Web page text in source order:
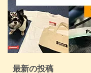
最新の投稿